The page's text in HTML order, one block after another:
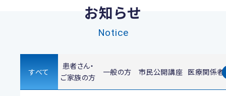
お知らせ
Notice
すべて
患者さん・
ご家族の方
一般の方 市民公開講座 医療関係